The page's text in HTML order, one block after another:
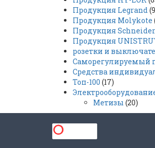
Продукция Legrand
Продукция Molykote
Продукция
Продукция
розетки и
Саморегулируемый
Средства
Топ-100 (17)
Метизы (20)